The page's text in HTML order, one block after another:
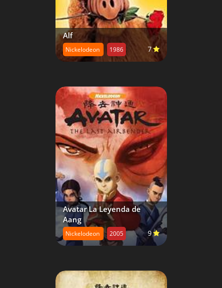
Alf
Nickelodeon 1986 7
Avatar La Leyenda de
Aang
Nickelodeon 2005 9